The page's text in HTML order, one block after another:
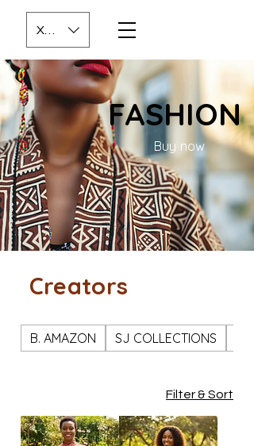
XOF (CFA)
FASHION
Buy now
Creators
B. AMAZON SJ COLLECTIONS
Filter & Sort